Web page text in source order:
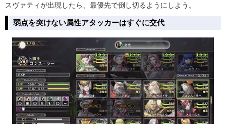
スヴァティが出現したら、最優先で倒し切るようにしよう。
弱点を突けない属性アタッカーはすぐに交代